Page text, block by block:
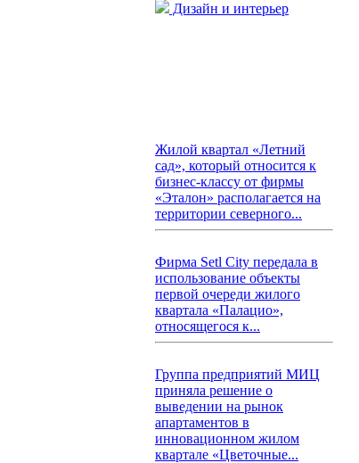
Дизайн и интерьер
Жилой квартал «Летний
сад», который относится к
бизнес-классу от фирмы
«Эталон» располагается на
территории северного...
Фирма Setl City передала в
использование объекты
первой очереди жилого
квартала «Палацио»,
относящегося к...
Группа предприятий МИЦ
приняла решение о
выведении на рынок
апартаментов в
инновационном жилом
квартале «Цветочные...